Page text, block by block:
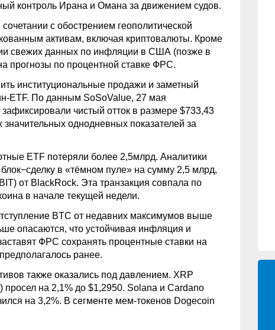
контроль Ирана и Омана за движением судов.
с обострением геополитической
активам, включая криптовалюты. Кроме
свежих данных по инфляции в США (позже в
прогнозы по процентной ставке ФРС.
институциональные продажи и заметный
ETF. По данным SoSoValue, 27 мая
чистый отток в размере $733,43
однодневных показателей за
ETF потеряли более 2,5млрд. Аналитики
в «тёмном пуле» на сумму 2,5 млрд,
от BlackRock. Эта транзакция совпала по
в начале текущей недели.
BTC от недавних максимумов выше
опасаются, что устойчивая инфляция и
ФРС сохранять процентные ставки на
ранее.
также оказались под давлением. XRP
) просел на 2,1% до $1,2950. Solana и Cardano
на 3,2%. В сегменте мем-токенов Dogecoin